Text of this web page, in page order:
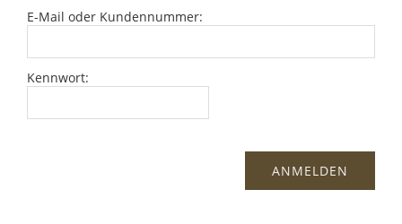
E-Mail oder Kundennummer:
Kennwort: